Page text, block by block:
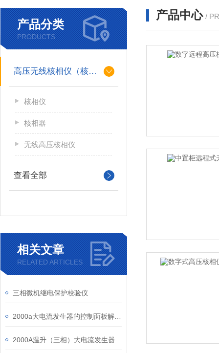
产品分类
PRODUCTS
高压无线核相仪（核相器）
核相仪
核相器
无线高压核相仪
查看全部
相关文章
RELATED ARTICLES
三相微机继电保护校验仪
产品中心 /